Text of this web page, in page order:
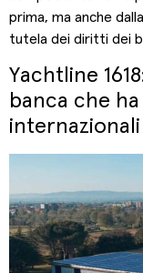
prima, ma anche
tutela dei diritti dei
Yachtline
banca che
internazionali